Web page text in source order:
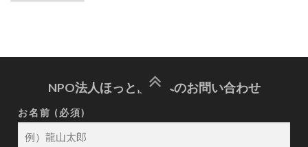
NPO法人ほっと龍山へのお問い合わせ
お名前 (必須)